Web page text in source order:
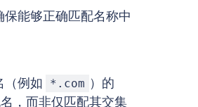
能够正确匹配名称中
（例如 *.com ）的
，而非仅匹配其交集